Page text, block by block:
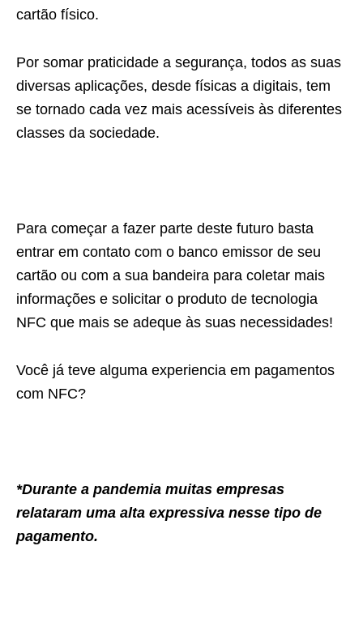
cartão físico.
Por somar praticidade a segurança, todos as suas
diversas aplicações, desde físicas a digitais, tem
se tornado cada vez mais acessíveis às diferentes
classes da sociedade.
Para começar a fazer parte deste futuro basta
entrar em contato com o banco emissor de seu
cartão ou com a sua bandeira para coletar mais
informações e solicitar o produto de tecnologia
NFC que mais se adeque às suas necessidades!
Você já teve alguma experiencia em pagamentos
com NFC?
*Durante a pandemia muitas empresas
relataram uma alta expressiva nesse tipo de
pagamento.